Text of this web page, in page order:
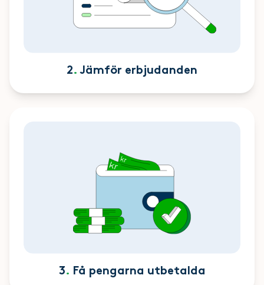
2. Jämför erbjudanden
3. Få pengarna utbetalda